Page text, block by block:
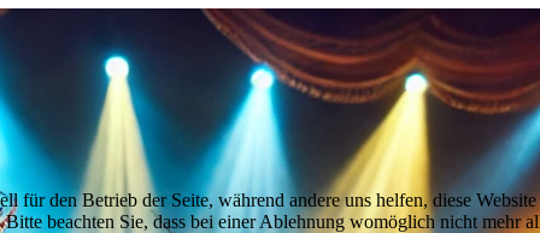
für den Betrieb der Seite, während andere uns helfen, diese
beachten Sie, dass bei einer Ablehnung womöglich nicht mehr